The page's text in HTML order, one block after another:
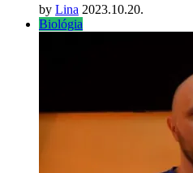
by Lina 2023.10.20.
Biológia